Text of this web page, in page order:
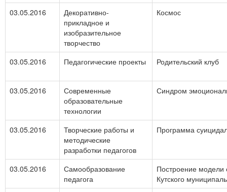
03.05.2016
Декоративно-
прикладное и
изобразительное
творчество
Космос
03.05.2016 Педагогические проекты Родительский клуб
03.05.2016
Современные
образовательные
технологии
Синдром
03.05.2016
Творческие работы и
методические
разработки педагогов
Программа
03.05.2016
Самообразование
педагога
Построение модели
Кутского